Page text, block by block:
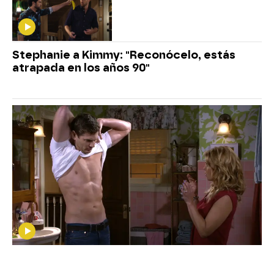
Stephanie a Kimmy: "Reconócelo, estás
atrapada en los años 90"